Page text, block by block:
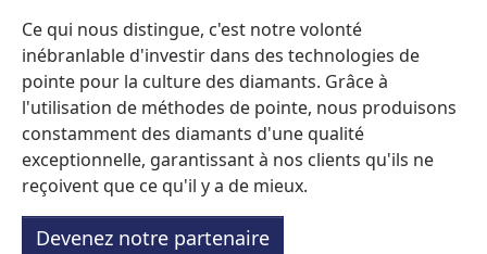
Ce qui nous distingue, c'est notre volonté
inébranlable d'investir dans des technologies de
pointe pour la culture des diamants. Grâce à
l'utilisation de méthodes de pointe, nous produisons
constamment des diamants d'une qualité
exceptionnelle, garantissant à nos clients qu'ils ne
reçoivent que ce qu'il y a de mieux.
Devenez notre partenaire